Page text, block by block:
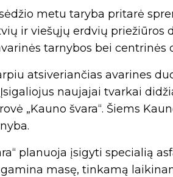
metu taryba pritarė
ir viešųjų erdvių
tarnybos bei centrinės
atsiveriančias avarines
naujajai tvarkai
„Kauno švara“. Šiems
planuoja įsigyti specialią
masę, tinkamą